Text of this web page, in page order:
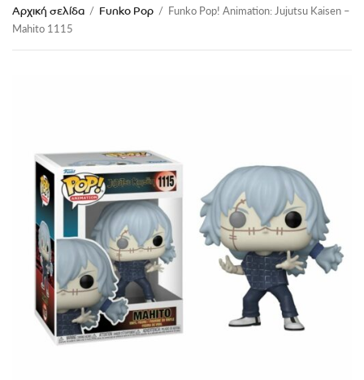
Αρχική σελίδα / Funko Pop / Funko Pop! Animation: Jujutsu Kaisen –
Mahito 1115